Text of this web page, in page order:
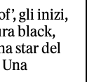
gli inizi,
black,
star del